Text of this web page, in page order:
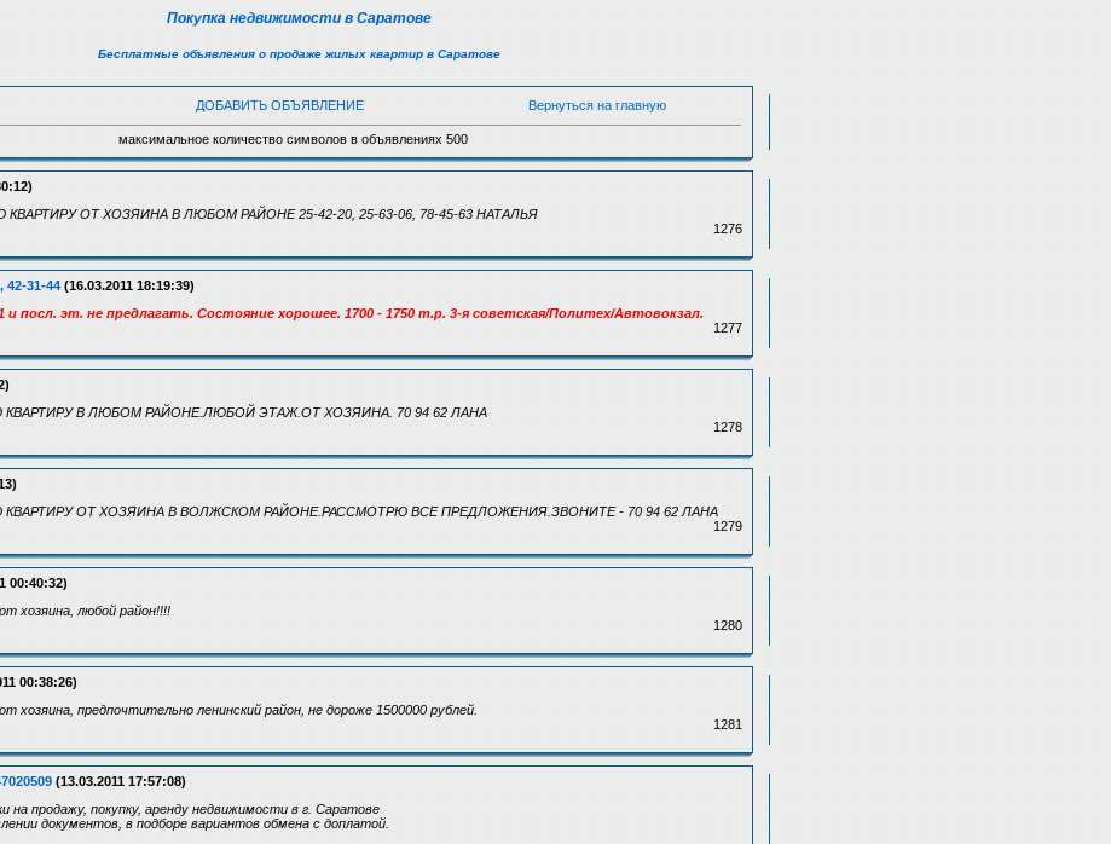
Покупка недвижимости в Саратове
Бесплатные объявления о продаже жилых квартир в Саратове
ДОБАВИТЬ ОБЪЯВЛЕНИЕ Вернуться на главную
максимальное количество символов в объявлениях 500
ОТ ХОЗЯИНА В ЛЮБОМ РАЙОНЕ 25-42-20, 25-63-06, 78-45-63 НАТАЛЬЯ
1276
42-31-44 (16.03.2011 18:19:39)
и посл. эт. не предлагать. Состояние хорошее. 1700 - 1750 т.р. 3-я советская/Политех/Автовокзал.
1277
В ЛЮБОМ РАЙОНЕ.ЛЮБОЙ ЭТАЖ.ОТ ХОЗЯИНА. 70 94 62 ЛАНА
1278
ОТ ХОЗЯИНА В ВОЛЖСКОМ РАЙОНЕ.РАССМОТРЮ ВСЕ ПРЕДЛОЖЕНИЯ.ЗВОНИТЕ - 70 94 62 ЛАНА
1279
00:40:32)
хозяина, любой район!!!!
1280
00:38:26)
хозяина, предпочтительно ленинский район, не дороже 1500000 рублей.
1281
(13.03.2011 17:57:08)
на продажу, покупку, аренду недвижимости в г. Саратове
документов, в подборе вариантов обмена с доплатой.